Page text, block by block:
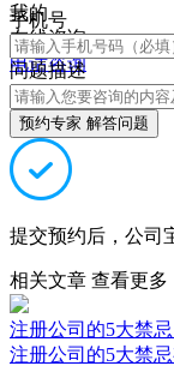
我的
在线咨询
电话咨询
手机号
问题描述
预约专家 解答问题
提交预约后，公司
相关文章 查看更多
注册公司的5大禁
注册公司的5大禁